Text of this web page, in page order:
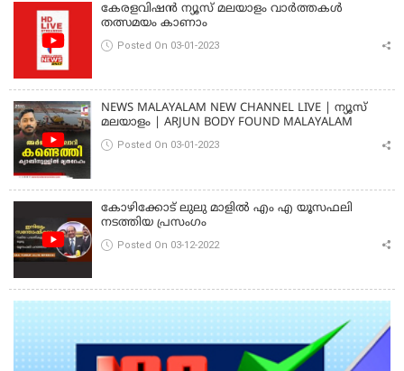
കേരളവിഷൻ ന്യൂസ് മലയാളം വാർത്തകൾ
തത്സമയം കാണാം
Posted On 03-01-2023
NEWS MALAYALAM NEW CHANNEL LIVE | ന്യൂസ്
മലയാളം | ARJUN BODY FOUND MALAYALAM
Posted On 03-01-2023
കോഴിക്കോട് ലുലു മാളിൽ എം എ യൂസഫലി
നടത്തിയ പ്രസംഗം
Posted On 03-12-2022